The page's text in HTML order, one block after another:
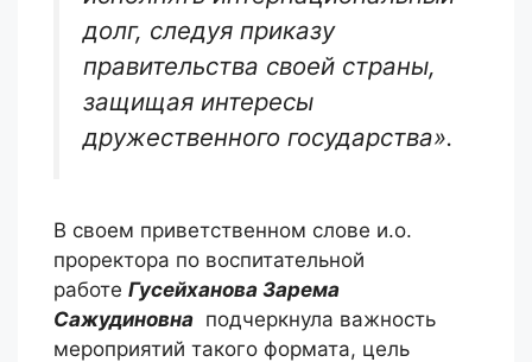
долг, следуя приказу
правительства своей страны,
защищая интересы
дружественного государства».
В своем приветственном слове и.о.
проректора по воспитательной
работе Гусейханова Зарема
Сажудиновна подчеркнула важность
мероприятий такого формата, цель